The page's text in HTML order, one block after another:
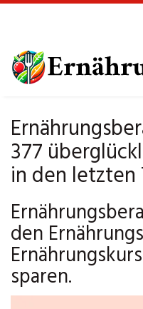
main
content
377
in den letzten
den
sparen.